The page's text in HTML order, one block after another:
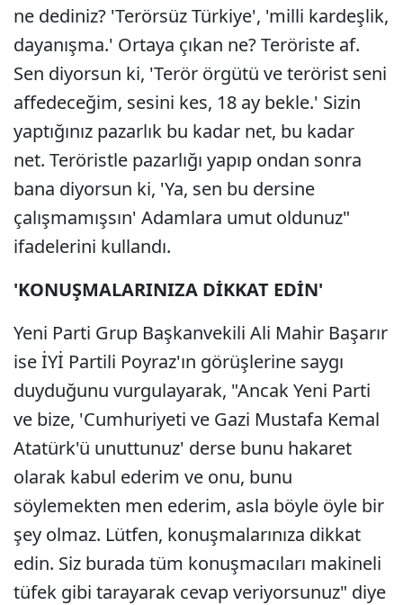
ne dediniz? 'Terörsüz Türkiye', 'milli kardeşlik,
dayanışma.' Ortaya çıkan ne? Teröriste af.
Sen diyorsun ki, 'Terör örgütü ve terörist seni
affedeceğim, sesini kes, 18 ay bekle.' Sizin
yaptığınız pazarlık bu kadar net, bu kadar
net. Teröristle pazarlığı yapıp ondan sonra
bana diyorsun ki, 'Ya, sen bu dersine
çalışmamışsın' Adamlara umut oldunuz"
ifadelerini kullandı.
'KONUŞMALARINIZA DİKKAT EDİN'
Yeni Parti Grup Başkanvekili Ali Mahir Başarır
ise İYİ Partili Poyraz'ın görüşlerine saygı
duyduğunu vurgulayarak, "Ancak Yeni Parti
ve bize, 'Cumhuriyeti ve Gazi Mustafa Kemal
Atatürk'ü unuttunuz' derse bunu hakaret
olarak kabul ederim ve onu, bunu
söylemekten men ederim, asla böyle öyle bir
şey olmaz. Lütfen, konuşmalarınıza dikkat
edin. Siz burada tüm konuşmacıları makineli
tüfek gibi tarayarak cevap veriyorsunuz" diye